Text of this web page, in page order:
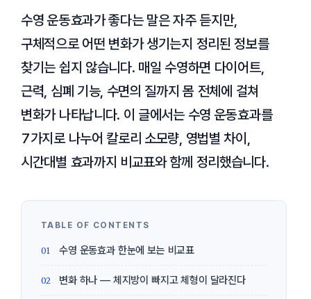
수영 운동효과가 좋다는 말은 자주 듣지만,
구체적으로 어떤 변화가 생기는지 정리된 정보를
찾기는 쉽지 않습니다. 매일 수영하면 다이어트,
근력, 심폐 기능, 수면의 질까지 몸 전체에 걸쳐
변화가 나타납니다. 이 글에서는 수영 운동효과를
7가지로 나누어 칼로리 소모량, 영법별 차이,
시간대별 효과까지 비교표와 함께 정리했습니다.
수영 운동효과 한눈에 보는 비교표
변화 하나 — 체지방이 빠지고 체형이 달라진다